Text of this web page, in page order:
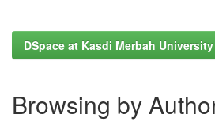
DSpace at Kasdi Merbah